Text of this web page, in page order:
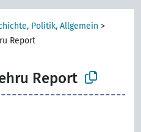
Politik, Allgemein >
Report
Report